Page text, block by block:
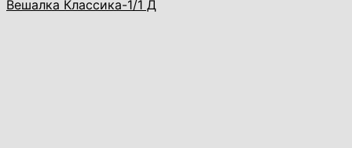
Вешалка Классика-1/1 Д